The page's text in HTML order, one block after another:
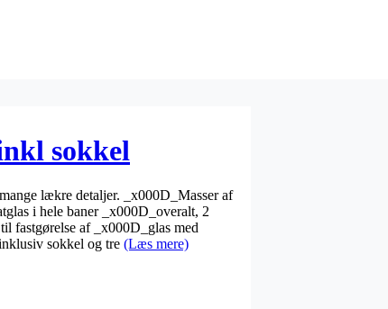
sokkel
lækre detaljer. _x000D_Masser af
i hele baner _x000D_overalt, 2
fastgørelse af _x000D_glas med
sokkel og tre (Læs mere)